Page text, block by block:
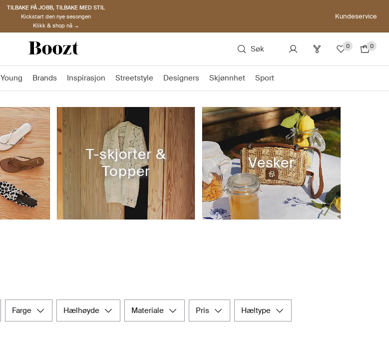
TILBAKE PÅ JOBB, TILBAKE MED STIL
Kickstart den nye sesongen
Klikk & shop nå →
Kundeservice
Søk 0 0
Young Brands Inspirasjon Streetstyle Designers Skjønnhet Sport
T-skjorter &
Topper
Vesker
farge hælhøyde materiale pris hæltype